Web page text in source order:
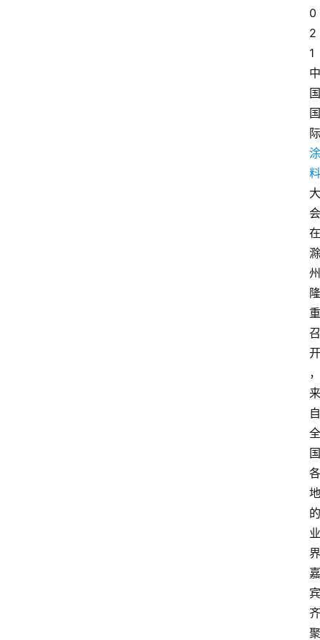
0
2
1
中
国
国
际
涂
料
大
会
在
滁
州
隆
重
召
开
，
来
自
全
国
各
地
的
业
界
嘉
宾
齐
聚